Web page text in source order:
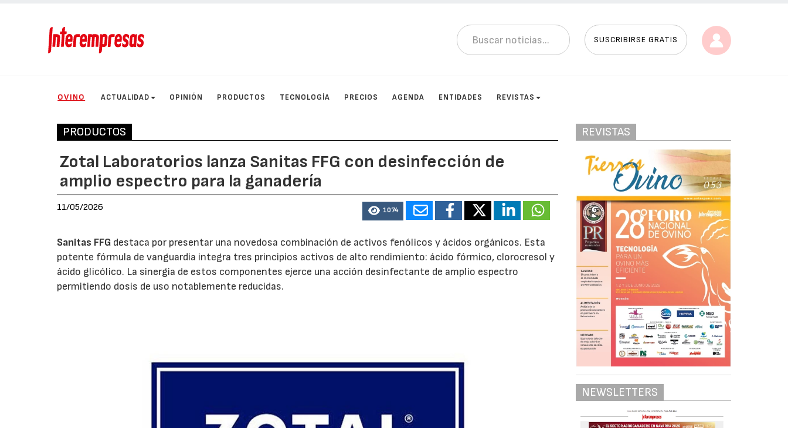
SUSCRIBIRSE GRATIS
OVINO ACTUALIDAD OPINIÓN PRODUCTOS TECNOLOGÍA PRECIOS AGENDA ENTIDADES REVISTAS
PRODUCTOS
Zotal Laboratorios lanza Sanitas FFG con desinfección de
amplio espectro para la ganadería
11/05/2026 1074
Sanitas FFG destaca por presentar una novedosa combinación de activos fenólicos y ácidos orgánicos. Esta
potente fórmula de vanguardia integra tres principios activos de alto rendimiento: ácido fórmico, clorocresol y
ácido glicólico. La sinergia de estos componentes ejerce una acción desinfectante de amplio espectro
permitiendo dosis de uso notablemente reducidas.
REVISTAS
NEWSLETTERS